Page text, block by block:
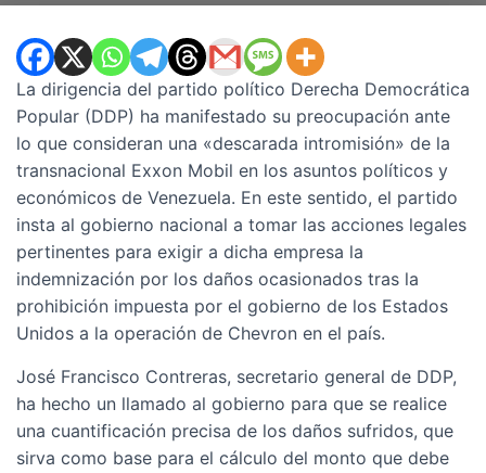
La dirigencia del partido político Derecha Democrática
Popular (DDP) ha manifestado su preocupación ante
lo que consideran una «descarada intromisión» de la
transnacional Exxon Mobil en los asuntos políticos y
económicos de Venezuela. En este sentido, el partido
insta al gobierno nacional a tomar las acciones legales
pertinentes para exigir a dicha empresa la
indemnización por los daños ocasionados tras la
prohibición impuesta por el gobierno de los Estados
Unidos a la operación de Chevron en el país.
José Francisco Contreras, secretario general de DDP,
ha hecho un llamado al gobierno para que se realice
una cuantificación precisa de los daños sufridos, que
sirva como base para el cálculo del monto que debe